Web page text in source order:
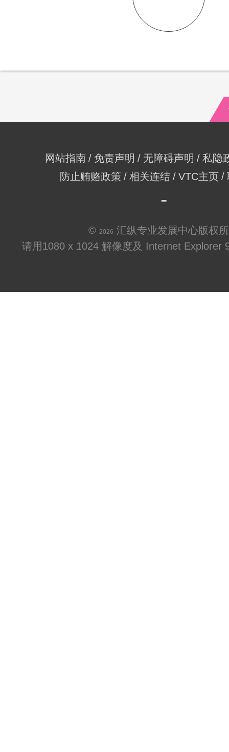
网站指南 免责声明 无障碍声明
私隐
防止贿赂政策
相关连结 VTC主页
© 2026 汇纵专业发展中心版权
请用1080 x 1024 解像度及 Internet Explorer